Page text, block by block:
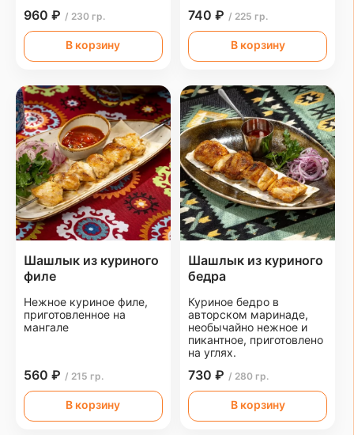
960 ₽ / 230 гр.
В корзину
740 ₽ / 225 гр.
В корзину
Шашлык из куриного
филе
Нежное куриное филе,
приготовленное на
мангале
560 ₽ / 215 гр.
В корзину
Шашлык из куриного
бедра
Куриное бедро в
авторском маринаде,
необычайно нежное и
пикантное, приготовлено
на углях.
730 ₽ / 280 гр.
В корзину